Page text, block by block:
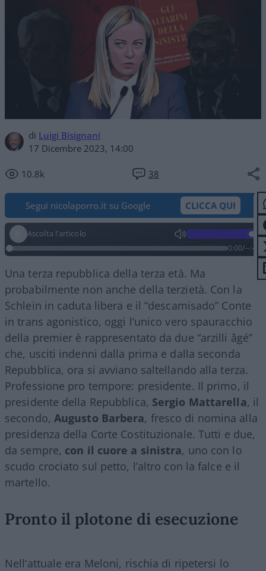
di Luigi Bisignani
17 Dicembre 2023, 14:00
10.8k 38
Segui nicolaporro.it su Google CLICCA QUI
Ascolta l'articolo
0:00/--:--
Una terza repubblica della terza età. Ma
probabilmente non anche della terzietà. Con la
Schlein in caduta libera e il “descamisado” Conte
in trans agonistico, oggi l’unico vero spauracchio
della premier è rappresentato da due “arzilli âgé”
che, usciti indenni dalla prima e dalla seconda
Repubblica, ora si avviano saltellando alla terza.
Professione pro tempore: presidente. Il primo, il
presidente della Repubblica, Sergio Mattarella, il
secondo, Augusto Barbera, fresco di nomina alla
presidenza della Corte Costituzionale. Tutti e due,
da sempre, con il cuore a sinistra, uno con lo
scudo crociato sul petto, l’altro con la falce e il
martello.
Pronto il plotone di esecuzione
Nell’attuale era Meloni, rischia di ripetersi lo